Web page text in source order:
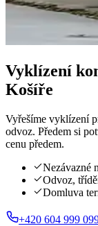
Vyklízení
Košíře
Vyřešíme vyklízení
odvoz. Předem si
cenu předem.
Nezávazné
Odvoz,
Domluva
+420 604 999